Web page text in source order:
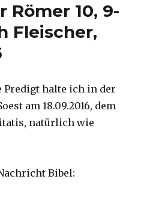
Römer 10, 9-
Fleischer,
Predigt halte ich in der
am 18.09.2016, dem
natürlich wie
Bibel: